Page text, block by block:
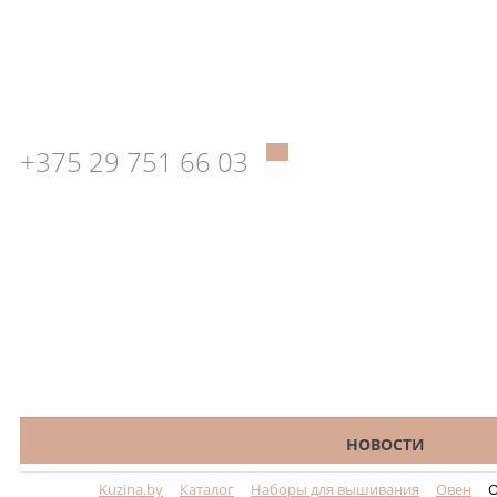
+375 29 751 66 03
НОВОСТИ
Kuzina.by Каталог Наборы для вышивания Овен